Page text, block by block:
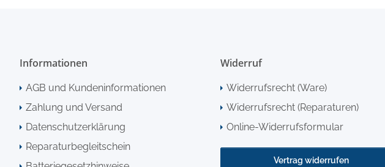
Informationen
AGB und Kundeninformationen
Zahlung und Versand
Datenschutzerklärung
Reparaturbegleitschein
Widerruf
Widerrufsrecht (Ware)
Widerrufsrecht (Reparaturen)
Online-Widerrufsformular
Vertrag widerrufen